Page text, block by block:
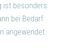
ist besonders
bei Bedarf
angewendet